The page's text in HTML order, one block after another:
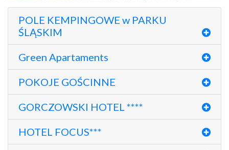
POLE KEMPINGOWE w PARKU
ŚLĄSKIM
Green Apartaments
POKOJE GOŚCINNE
GORCZOWSKI HOTEL ****
HOTEL FOCUS***